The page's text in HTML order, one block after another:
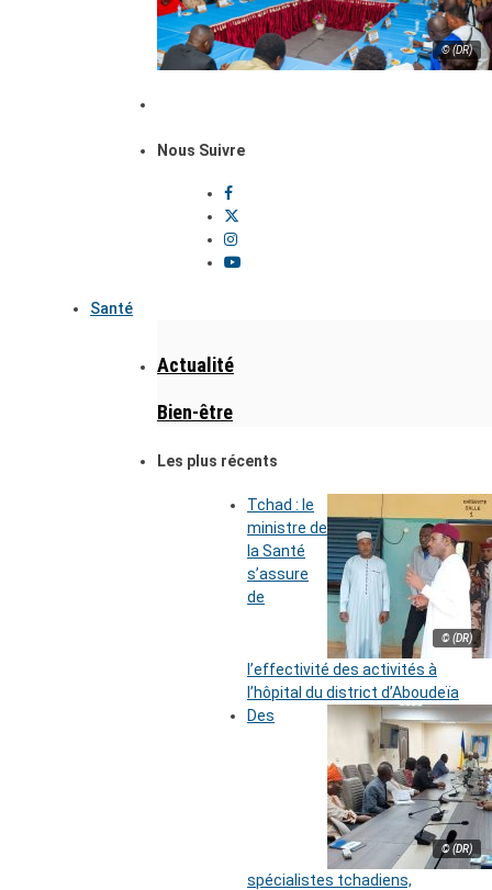
© (DR)
Nous Suivre
Santé
Actualité
Bien-être
Les plus récents
© (DR)
Tchad : le
ministre de
la Santé
s’assure
de
l’effectivité des activités à
l’hôpital du district d’Aboudeïa
© (DR)
Des
spécialistes tchadiens,